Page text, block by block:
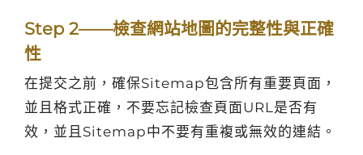
Step 2——檢查網站地圖的完整性與正確
性
在提交之前，確保Sitemap包含所有重要頁面，
並且格式正確，不要忘記檢查頁面URL是否有
效，並且Sitemap中不要有重複或無效的連結。